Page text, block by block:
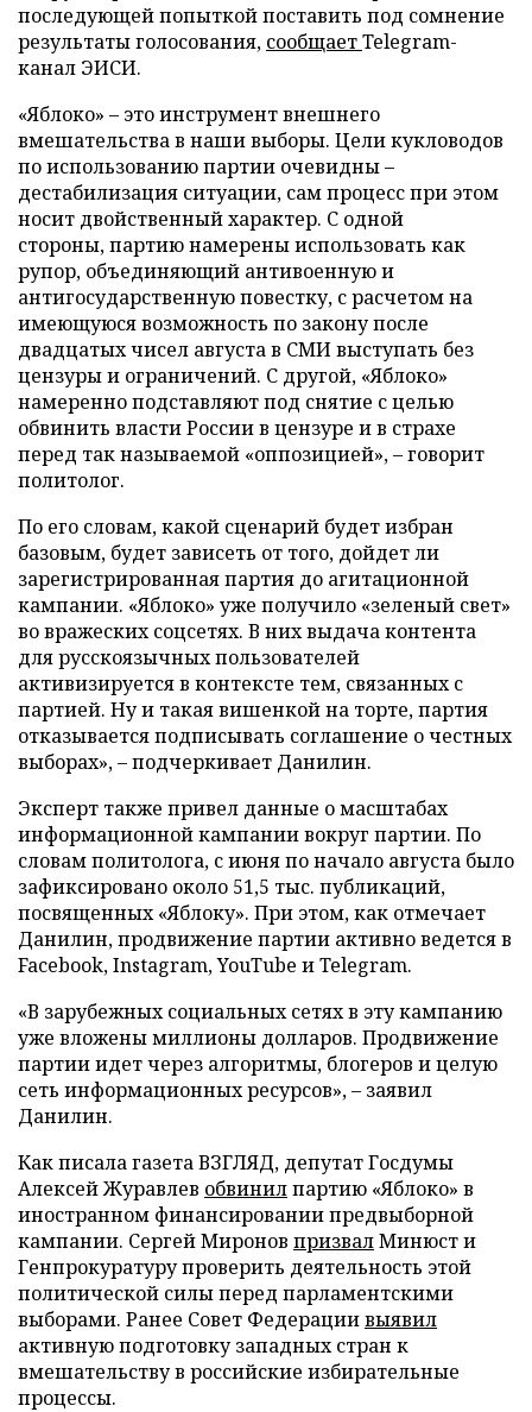
последующей попыткой поставить под сомнение
результаты голосования, сообщаетTelegram-
канал ЭИСИ.
«Яблоко» – это инструмент внешнего
вмешательства в наши выборы. Цели кукловодов
по использованию партии очевидны –
дестабилизация ситуации, сам процесс при этом
носит двойственный характер. С одной
стороны, партию намерены использовать как
рупор, объединяющий антивоенную и
антигосударственную повестку, с расчетом на
имеющуюся возможность по закону после
двадцатых чисел августа в СМИ выступать без
цензуры и ограничений. С другой, «Яблоко»
намеренно подставляют под снятие с целью
обвинить власти России в цензуре и в страхе
перед так называемой «оппозицией», – говорит
политолог.
По его словам, какой сценарий будет избран
базовым, будет зависеть от того, дойдет ли
зарегистрированная партия до агитационной
кампании. «Яблоко» уже получило «зеленый свет»
во вражеских соцсетях. В них выдача контента
для русскоязычных пользователей
активизируется в контексте тем, связанных с
партией. Ну и такая вишенкой на торте, партия
отказывается подписывать соглашение о честных
выборах», – подчеркивает Данилин.
Эксперт также привел данные о масштабах
информационной кампании вокруг партии. По
словам политолога, с июня по начало августа было
зафиксировано около 51,5 тыс. публикаций,
посвященных «Яблоку». При этом, как отмечает
Данилин, продвижение партии активно ведется в
Facebook, Instagram, YouTube и Telegram.
«В зарубежных социальных сетях в эту кампанию
уже вложены миллионы долларов. Продвижение
партии идет через алгоритмы, блогеров и целую
сеть информационных ресурсов», – заявил
Данилин.
Как писала газета ВЗГЛЯД, депутат Госдумы
Алексей Журавлев обвинилпартию «Яблоко» в
иностранном финансировании предвыборной
кампании. Сергей Миронов призвалМинюст и
Генпрокуратуру проверить деятельность этой
политической силы перед парламентскими
выборами. Ранее Совет Федерациивыявил
активную подготовку западных стран к
вмешательству в российские избирательные
процессы.